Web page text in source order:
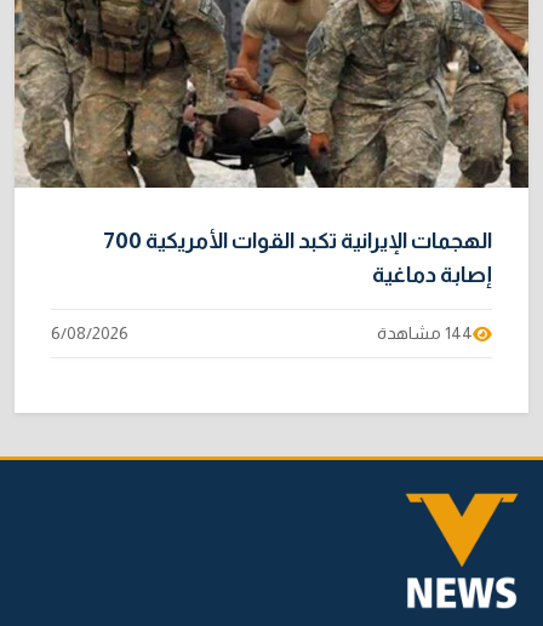
الهجمات الإيرانية تكبد القوات الأمريكية 700
إصابة دماغية
144 مشاهدة 6/08/2026